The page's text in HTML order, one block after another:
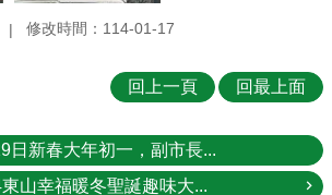
修改時間：114-01-17
回上一頁 回最上面
日新春大年初一，副市長...
山幸福暖冬聖誕趣味大...